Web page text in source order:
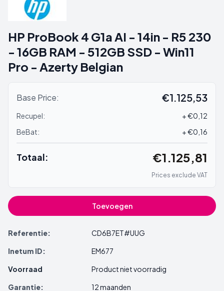
HP ProBook 4 G1a AI - 14in - R5 230
- 16GB RAM - 512GB SSD - Win11
Pro - Azerty Belgian
Base Price: €1.125,53
Recupel:
+ €0,12
BeBat:
+ €0,16
Totaal: €1.125,81
Prices exclude VAT
Toevoegen
Referentie:
CD6B7ET#UUG
Inetum ID:
EM677
Voorraad
Product niet voorradig
Garantie:
12 maanden